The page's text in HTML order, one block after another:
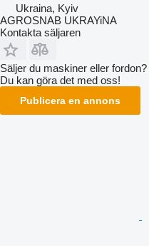
Ukraina, Kyiv
AGROSNAB UKRAYiNA
Kontakta säljaren
Säljer du maskiner eller fordon?
Du kan göra det med oss!
Publicera en annons